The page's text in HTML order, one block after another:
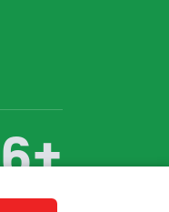
6+